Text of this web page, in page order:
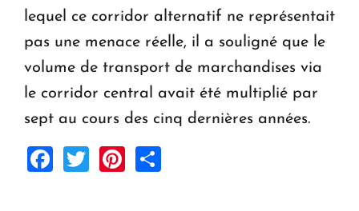
lequel ce corridor alternatif ne représentait
pas une menace réelle, il a souligné que le
volume de transport de marchandises via
le corridor central avait été multiplié par
sept au cours des cinq dernières années.
Facebook
TwitterPinterest